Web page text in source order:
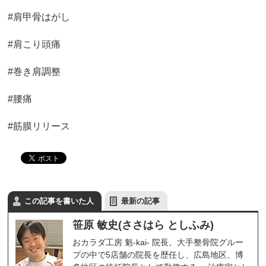
#肩甲骨はがし
#肩こり頭痛
#巻き肩調整
#腰痛
#筋膜リリース
この記事を書いた人 最新の記事
笹原 敏史(ささはら としふみ)
おカラダ工房 魁-kai- 院長。大手整骨院グルー
プの中で5店舗の院長を歴任し、広島地区、博